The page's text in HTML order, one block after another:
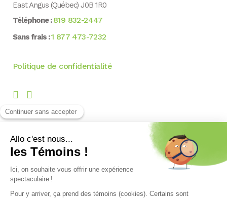
East Angus (Québec) J0B 1R0
Téléphone :819 832-2447
Sans frais :1 877 473-7232
Politique de confidentialité
INFOLETTRE